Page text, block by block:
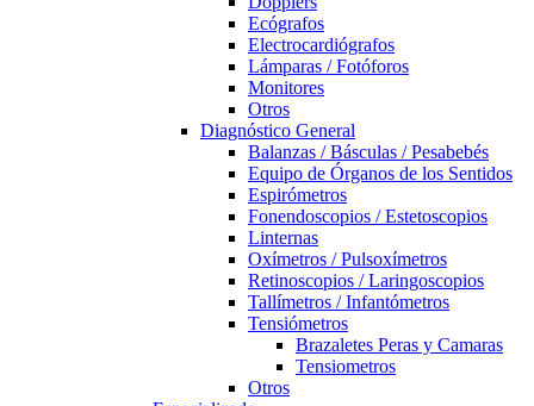
Ecógrafos
Electrocardiógrafos
Lámparas / Fotóforos
Monitores
Otros
Diagnóstico General
Balanzas / Básculas / Pesabebés
Equipo de Órganos de los Sentidos
Espirómetros
Fonendoscopios / Estetoscopios
Linternas
Oxímetros / Pulsoxímetros
Retinoscopios / Laringoscopios
Tallímetros / Infantómetros
Tensiómetros
Brazaletes Peras y Camaras
Tensiometros
Otros